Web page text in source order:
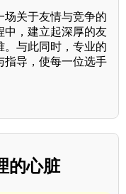
场关于友情与竞争的
中，建立起深厚的友
。与此同时，专业的
指导，使每一位选手
的心脏